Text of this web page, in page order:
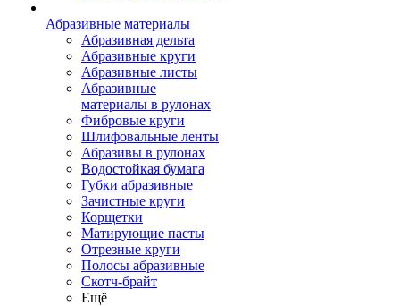
Абразивные материалы
Абразивная дельта
Абразивные круги
Абразивные листы
Абразивные
материалы в рулонах
Фибровые круги
Шлифовальные ленты
Абразивы в рулонах
Водостойкая бумага
Губки абразивные
Зачистные круги
Корщетки
Матирующие пасты
Отрезные круги
Полосы абразивные
Скотч-брайт
Ещё